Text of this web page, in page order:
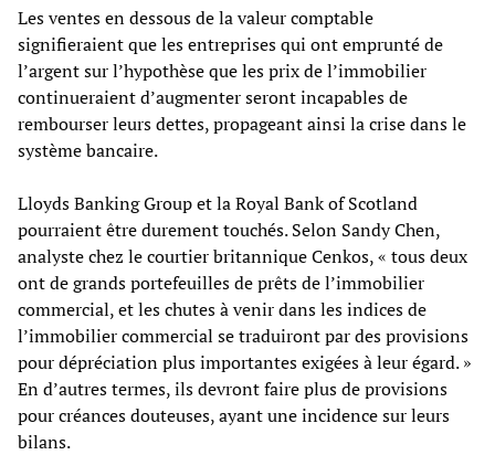
Les ventes en dessous de la valeur comptable
signifieraient que les entreprises qui ont emprunté de
l’argent sur l’hypothèse que les prix de l’immobilier
continueraient d’augmenter seront incapables de
rembourser leurs dettes, propageant ainsi la crise dans le
système bancaire.
Lloyds Banking Group et la Royal Bank of Scotland
pourraient être durement touchés. Selon Sandy Chen,
analyste chez le courtier britannique Cenkos, « tous deux
ont de grands portefeuilles de prêts de l’immobilier
commercial, et les chutes à venir dans les indices de
l’immobilier commercial se traduiront par des provisions
pour dépréciation plus importantes exigées à leur égard. »
En d’autres termes, ils devront faire plus de provisions
pour créances douteuses, ayant une incidence sur leurs
bilans.